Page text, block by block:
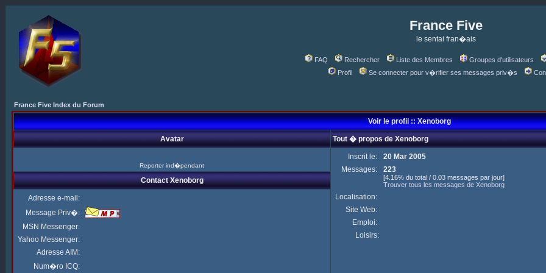
France Five
le sentai fran�ais
FAQ Rechercher Liste des Membres Groupes d'utilisateurs
Profil
Se connecter pour v�rifier ses messages priv�s
France Five Index du Forum
Voir le profil :: Xenoborg
Avatar Tout � propos de Xenoborg
Reporter ind�pendant
Inscrit le:
20 Mar 2005
Messages:
223
[4.16% du total / 0.03 messages par jour]
Trouver tous les messages de Xenoborg
Localisation:
Site Web:
Emploi:
Loisirs:
Contact Xenoborg
Adresse e-mail:
Message Priv�:
MSN Messenger:
Yahoo Messenger:
Adresse AIM:
Num�ro ICQ: